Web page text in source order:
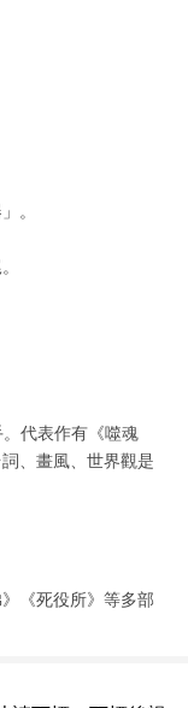
。
代表作有《噬魂
、畫風、世界觀是
《死役所》等多部